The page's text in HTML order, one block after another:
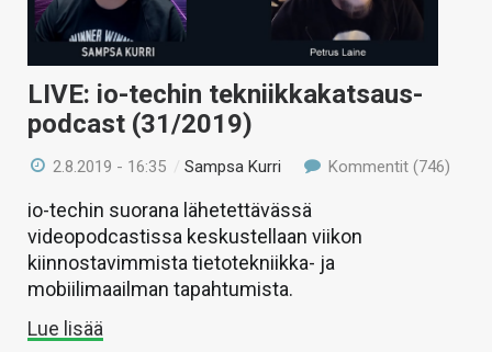
LIVE: io-techin tekniikkakatsaus-
podcast (31/2019)
2.8.2019 - 16:35 /Sampsa Kurri Kommentit (746)
io-techin suorana lähetettävässä
videopodcastissa keskustellaan viikon
kiinnostavimmista tietotekniikka- ja
mobiilimaailman tapahtumista.
Lue lisää